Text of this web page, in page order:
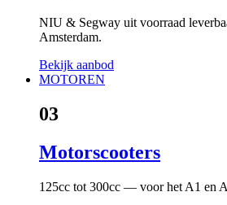
NIU & Segway uit voorraad
Amsterdam.
Bekijk aanbod
MOTOREN
03
Motorscooters
125cc tot 300cc — voor het A1 en